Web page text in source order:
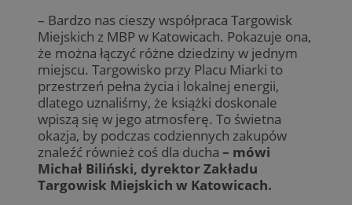
– Bardzo nas cieszy współpraca Targowisk
Miejskich z MBP w Katowicach. Pokazuje ona,
że można łączyć różne dziedziny w jednym
miejscu. Targowisko przy Placu Miarki to
przestrzeń pełna życia i lokalnej energii,
dlatego uznaliśmy, że książki doskonale
wpiszą się w jego atmosferę. To świetna
okazja, by podczas codziennych zakupów
znaleźć również coś dla ducha – mówi
Michał Biliński, dyrektor Zakładu
Targowisk Miejskich w Katowicach.